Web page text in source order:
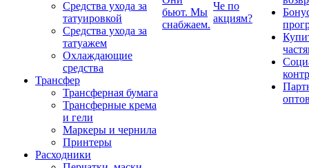
Средства ухода за
татуировкой
Средства ухода за
татуажем
Охлаждающие
средства
Трансфер
Трансферная бумага
Трансферные крема
и гели
Маркеры и чернила
Принтеры
Расходники
бьют. Мы
снабжаем.
Че по
акциям?